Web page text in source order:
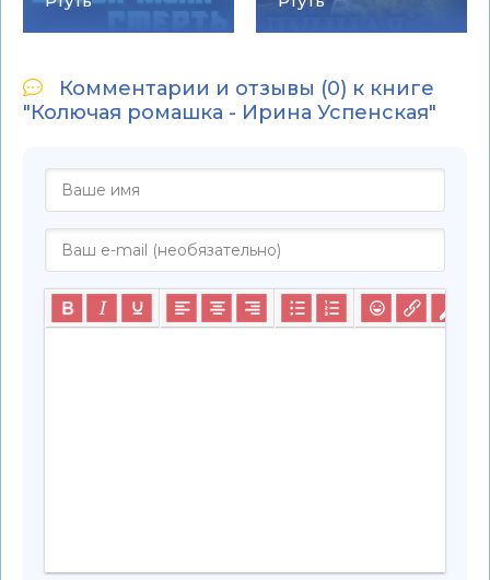
Комментарии и отзывы (0) к книге
"Колючая ромашка - Ирина Успенская"